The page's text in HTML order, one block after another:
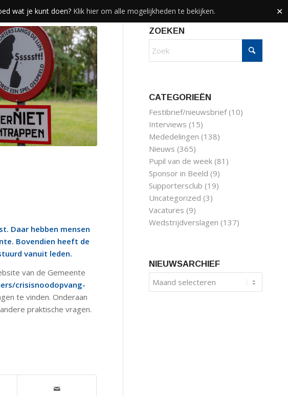
wat je kunt doen? Klik hier om alle mogelijkheden te bekijken. ✕
Daar hebben mensen
Bovendien heeft de
vanuit leden.
van de Gemeente
crisisnoodopvang-
te vinden. Onderaan
praktische vragen.
ZOEKEN
CATEGORIEËN
Festibrief/nieuwsbrief(10)
Interviews (15)
Mededelingen (138)
Nieuws (365)
Pupil van de week(81)
Sponsor in Beeld (9)
Supportersclub (19)
Uncategorized (3)
Vacatures (9)
Wedstrijdverslagen (137)
NIEUWSARCHIEF